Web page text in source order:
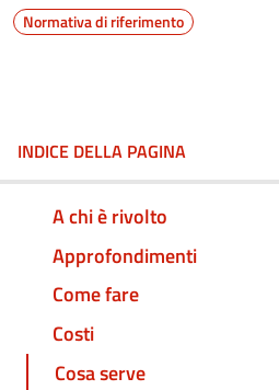
Normativa di riferimento
INDICE DELLA PAGINA
A chi è rivolto
Approfondimenti
Come fare
Costi
Cosa serve